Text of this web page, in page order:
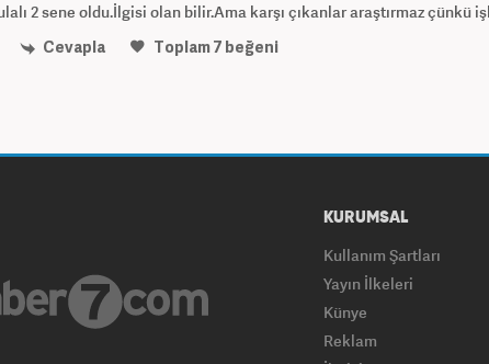
2 sene oldu.İlgisi olan bilir.Ama karşı çıkanlar araştırmaz çünkü
Cevapla Toplam7 beğeni
KURUMSAL
Kullanım Şartları
Yayın İlkeleri
Künye
Reklam